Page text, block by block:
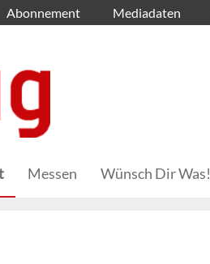
Abonnement Mediadaten
Messen Wünsch Dir Was!